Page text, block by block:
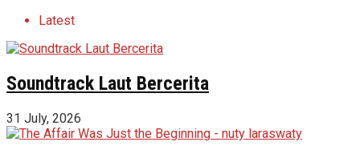
Latest
Soundtrack Laut Bercerita
31 July, 2026